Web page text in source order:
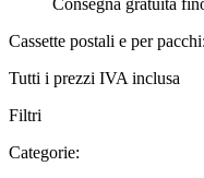
Consegna gratuita
Cassette postali e per
Tutti i prezzi IVA inclusa
Filtri
Categorie: